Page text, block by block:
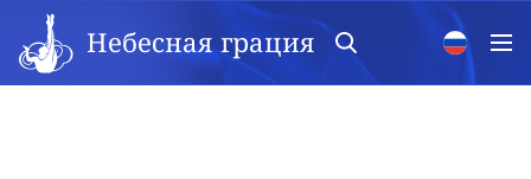
Небесная грация